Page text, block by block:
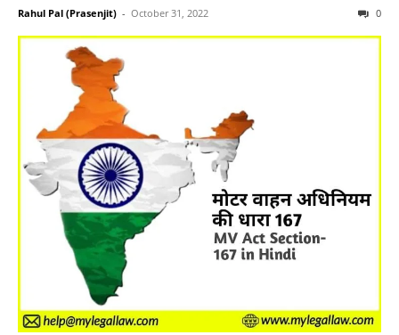
Rahul Pal (Prasenjit) - October 31, 2022 0